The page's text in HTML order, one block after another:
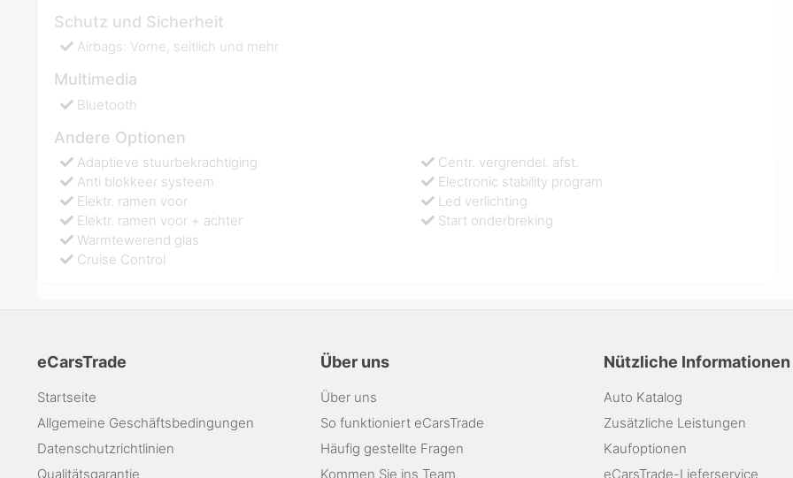
Schutz und Sicherheit
Airbags: Vorne, seitlich und mehr
Multimedia
Bluetooth
Andere Optionen
Adaptieve stuurbekrachtiging
Anti blokkeer systeem
Centr. vergrendel. afst.
Electronic stability program
Elektr. ramen voor
Elektr. ramen voor + achter
Led verlichting
Start onderbreking
Warmtewerend glas
Cruise Control
eCarsTrade
Startseite
Allgemeine Geschäftsbedingungen
Datenschutzrichtlinien
Qualitätsgarantie
Über uns
Über uns
So funktioniert eCarsTrade
Häufig gestellte Fragen
Kommen Sie ins Team
Nützliche Informationen
Auto Katalog
Zusätzliche Leistungen
Kaufoptionen
eCarsTrade-Lieferservice